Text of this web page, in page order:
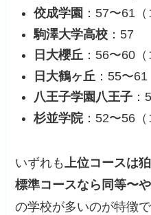
佼成学園 ：57〜61（
駒澤大学高校 ：57
日大櫻丘 ：56〜60（
日大鶴ヶ丘 ：55〜
八王子学園八王子
杉並学院：52〜56（
いずれも
上位コースは
標準コースなら同等〜
の学校が多いのが特徴